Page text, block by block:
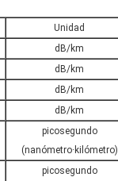
Unidad
dB/km
dB/km
dB/km
dB/km
picosegundo
(nanómetro·kilómetro)
picosegundo